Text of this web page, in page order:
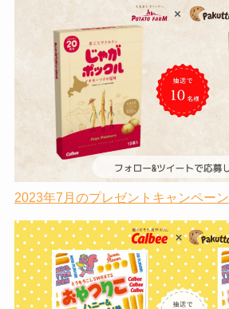
2023年7月のプレゼントキャンペーン